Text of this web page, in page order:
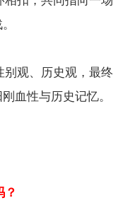
观、历史观，最终
血性与历史记忆。
？